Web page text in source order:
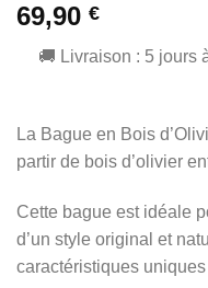
69,90 €
🚚 Livraison : 5 jours
La Bague en Bois
partir de bois d’olivier
Cette bague est idéale
d’un style original et
caractéristiques